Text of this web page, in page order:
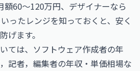
額60〜120万円、デザイナーなら
ったレンジを知っておくと、安く
げます。
ては、 ソフトウェア作成者の年
記者，編集者の年収・単価相場な